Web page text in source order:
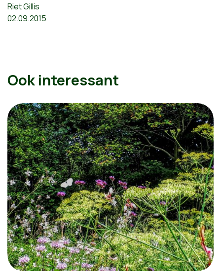
Riet Gillis
02.09.2015
Ook interessant